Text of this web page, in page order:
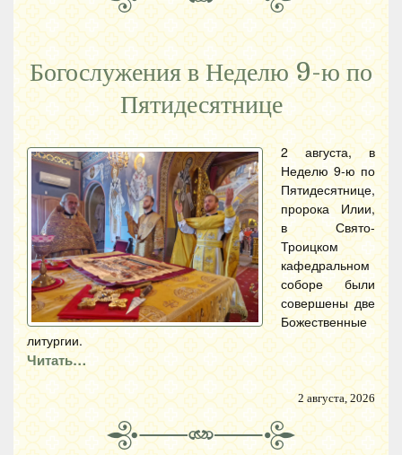
Богослужения в Неделю 9-ю по
Пятидесятнице
2 августа, в
Неделю 9-ю по
Пятидесятнице,
пророка Илии,
в Свято-
Троицком
кафедральном
соборе были
совершены две
Божественные
литургии.
Читать…
2 августа, 2026